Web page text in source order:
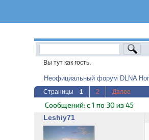
Вы тут как гость.
Неофициальный форум DLNA
Страницы 1 2 Далее
Сообщений: с 1 по 30 из 45
Leshiy71